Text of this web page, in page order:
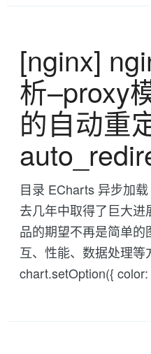
[nginx]
析--proxy
的自动重
目录 ECharts 异步加
去几年中取得了巨大
品的期望不再是简单
互、性能、数据处理等
chart.setOption({